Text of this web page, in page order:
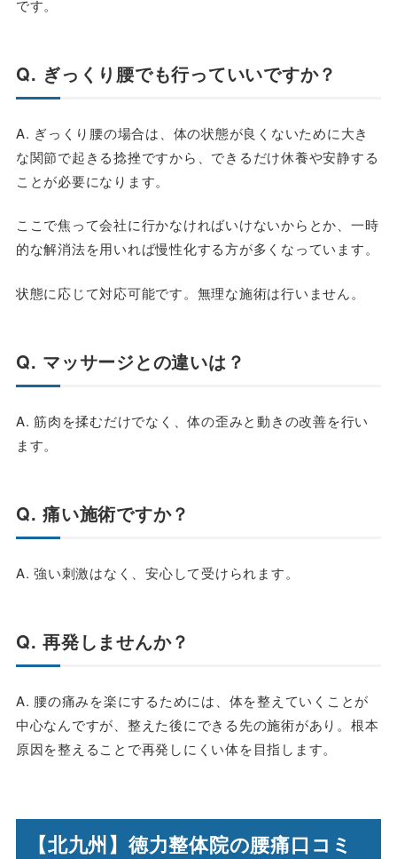
です。
Q. ぎっくり腰でも行っていいですか？
A. ぎっくり腰の場合は、体の状態が良くないために大き
な関節で起きる捻挫ですから、できるだけ休養や安静する
ことが必要になります。
ここで焦って会社に行かなければいけないからとか、一時
的な解消法を用いれば慢性化する方が多くなっています。
状態に応じて対応可能です。無理な施術は行いません。
Q. マッサージとの違いは？
A. 筋肉を揉むだけでなく、体の歪みと動きの改善を行い
ます。
Q. 痛い施術ですか？
A. 強い刺激はなく、安心して受けられます。
Q. 再発しませんか？
A. 腰の痛みを楽にするためには、体を整えていくことが
中心なんですが、整えた後にできる先の施術があり。根本
原因を整えることで再発しにくい体を目指します。
【北九州】徳力整体院の腰痛口コミ